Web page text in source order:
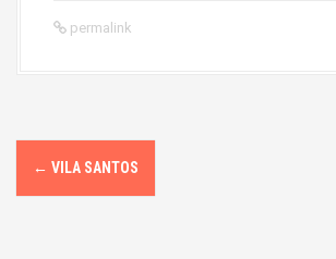
permalink
P
o
← VILA SANTOS